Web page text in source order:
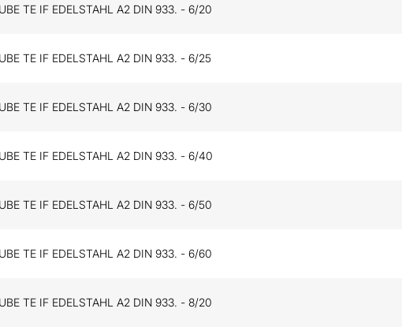
TE IF EDELSTAHL A2 DIN 933. - 6/20
TE IF EDELSTAHL A2 DIN 933. - 6/25
TE IF EDELSTAHL A2 DIN 933. - 6/30
TE IF EDELSTAHL A2 DIN 933. - 6/40
TE IF EDELSTAHL A2 DIN 933. - 6/50
TE IF EDELSTAHL A2 DIN 933. - 6/60
TE IF EDELSTAHL A2 DIN 933. - 8/20